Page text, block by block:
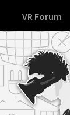
VR Forum